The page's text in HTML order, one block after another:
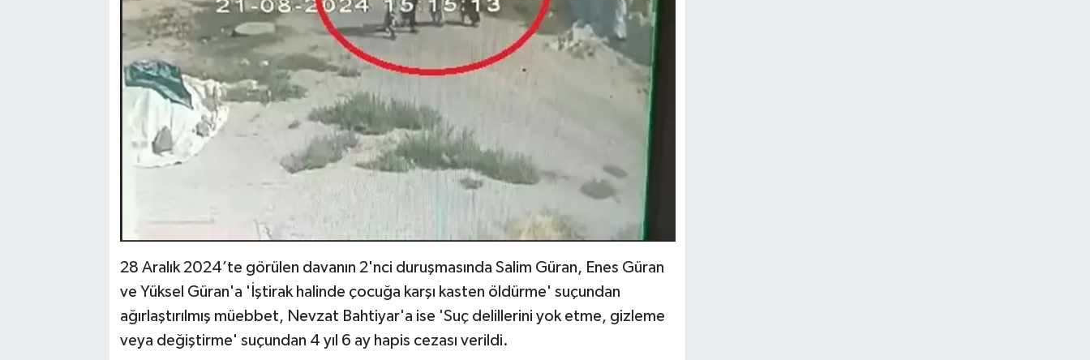
28 Aralık 2024’te görülen davanın 2'nci duruşmasında Salim Güran, Enes Güran
ve Yüksel Güran'a 'İştirak halinde çocuğa karşı kasten öldürme' suçundan
ağırlaştırılmış müebbet, Nevzat Bahtiyar'a ise 'Suç delillerini yok etme, gizleme
veya değiştirme' suçundan 4 yıl 6 ay hapis cezası verildi.